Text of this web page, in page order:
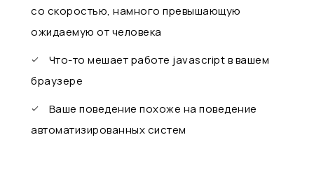
со скоростью, намного превышающую
ожидаемую от человека
Что-то мешает работе javascript в вашем
браузере
Ваше поведение похоже на поведение
автоматизированных систем